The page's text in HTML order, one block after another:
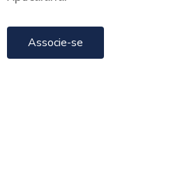
Associe-se